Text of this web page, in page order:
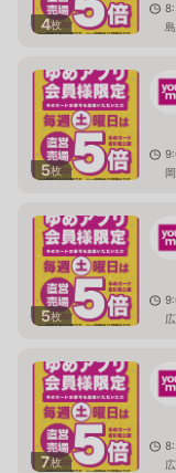
4枚
5枚
5枚
7枚